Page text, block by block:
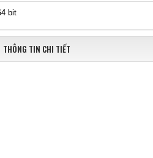
bit
THÔNG TIN CHI TIẾT